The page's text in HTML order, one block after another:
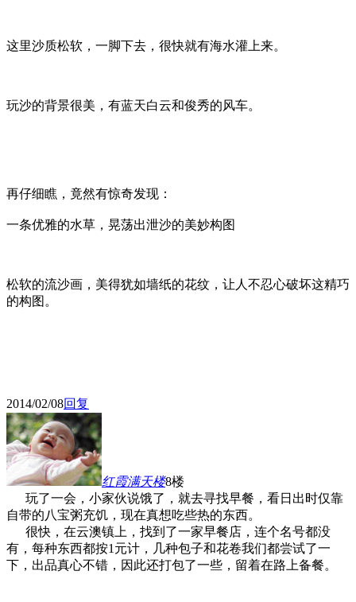
这里沙质松软，一脚下去，很快就有海水灌上来。
玩沙的背景很美，有蓝天白云和俊秀的风车。
再仔细瞧，竟然有惊奇发现：
一条优雅的水草，晃荡出泄沙的美妙构图
松软的流沙画，美得犹如墙纸的花纹，让人不忍心破坏这精巧
的构图。
2014/02/08回复
红霞满天楼8楼
玩了一会，小家伙说饿了，就去寻找早餐，看日出时仅靠
自带的八宝粥充饥，现在真想吃些热的东西。
很快，在云澳镇上，找到了一家早餐店，连个名号都没
有，每种东西都按1元计，几种包子和花卷我们都尝试了一
下，出品真心不错，因此还打包了一些，留着在路上备餐。